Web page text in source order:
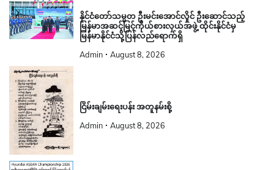
နိုင်ငံတော်သမ္မတ ဦးမင်းအောင်လှိုင် ဦးဆောင်သည့်
မြန်မာအဆင့်မြင့်ကိုယ်စားလှယ်အဖွဲ့ ထိုင်းနိုင်ငံမှ
မြန်မာနိုင်ငံသို့ပြန်လည်ရောက်ရှိ
Admin August 8, 2026
ငြိမ်းချမ်းရေးပန်း အတူနမ်းစို့
Admin August 8, 2026